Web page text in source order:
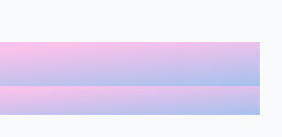
ロデビュー
in 2 weeks